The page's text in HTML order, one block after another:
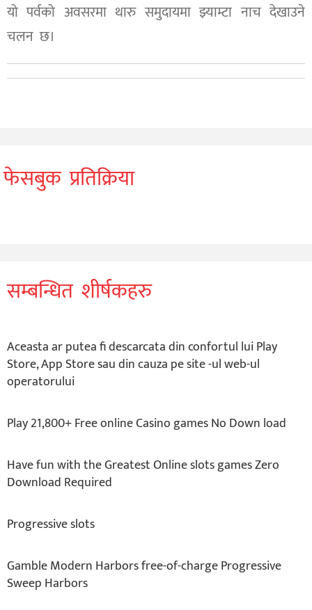
यो पर्वको अवसरमा थारु समुदायमा झ्याम्टा नाच देखाउने
चलन छ।
फेसबुक प्रतिक्रिया
सम्बन्धित शीर्षकहरु
Aceasta ar putea fi descarcata din confortul lui Play
Store, App Store sau din cauza pe site -ul web-ul
operatorului
Play 21,800+ Free online Casino games No Down load
Have fun with the Greatest Online slots games Zero
Download Required
Progressive slots
Gamble Modern Harbors free-of-charge Progressive
Sweep Harbors